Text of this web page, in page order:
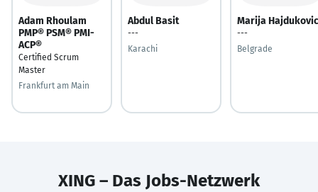
Adam Rhoulam
PMP® PSM® PMI-
ACP®
Certified Scrum
Master
Frankfurt am Main
Abdul Basit
---
Karachi
Marija Hajdukovic
---
Belgrade
XING – Das Jobs-Netzwerk